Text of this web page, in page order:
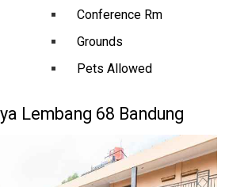
Conference Rm
Grounds
Pets Allowed
Lembang 68 Bandung